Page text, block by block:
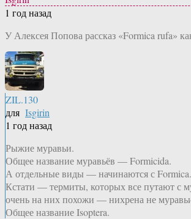
1 год назад
У Алексея Попова рассказ «Formica rufa»
ZIL.130
для Isgirin
1 год назад
Рыжие муравьи.
Общее название муравьёв — Formicida.
А отдельные виды — начинаются с Formica.
Кстати — термиты, которых все путают с
очень на них похожи — нихрена не
Общее название Isoptera.